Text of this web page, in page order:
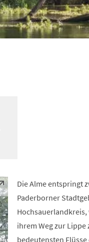
Die Alme entspringt
Paderborner
ihrem Weg zur Lippe
bedeutensten